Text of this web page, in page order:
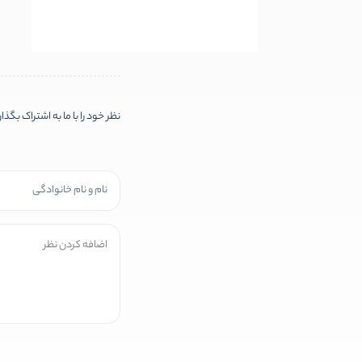
نظر خود را با ما به اشتراک